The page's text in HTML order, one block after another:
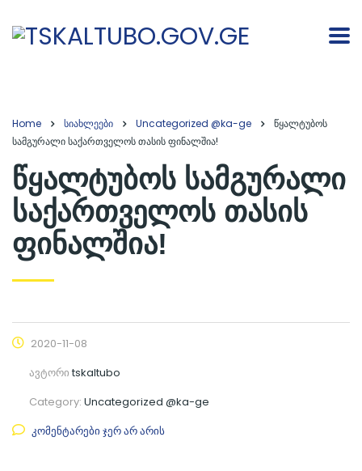
Home სიახლეები Uncategorized @ka-ge
წყალტუბოს
სამგურალი საქართველოს თასის ფინალშია!
წყალტუბოს სამგურალი
საქართველოს თასის
ფინალშია!
2020-11-08
ავტორიtskaltubo
Category: Uncategorized @ka-ge
კომენტარები ჯერ არ არის